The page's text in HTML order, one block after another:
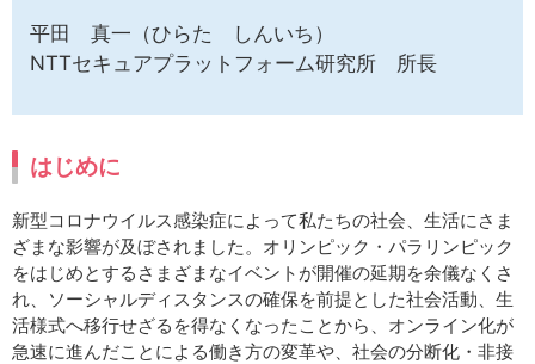
平田 真一（ひらた しんいち）
NTTセキュアプラットフォーム研究所 所長
はじめに
新型コロナウイルス感染症によって私たちの社会、生活にさま
ざまな影響が及ぼされました。オリンピック・パラリンピック
をはじめとするさまざまなイベントが開催の延期を余儀なくさ
れ、ソーシャルディスタンスの確保を前提とした社会活動、生
活様式へ移行せざるを得なくなったことから、オンライン化が
急速に進んだことによる働き方の変革や、社会の分断化・非接